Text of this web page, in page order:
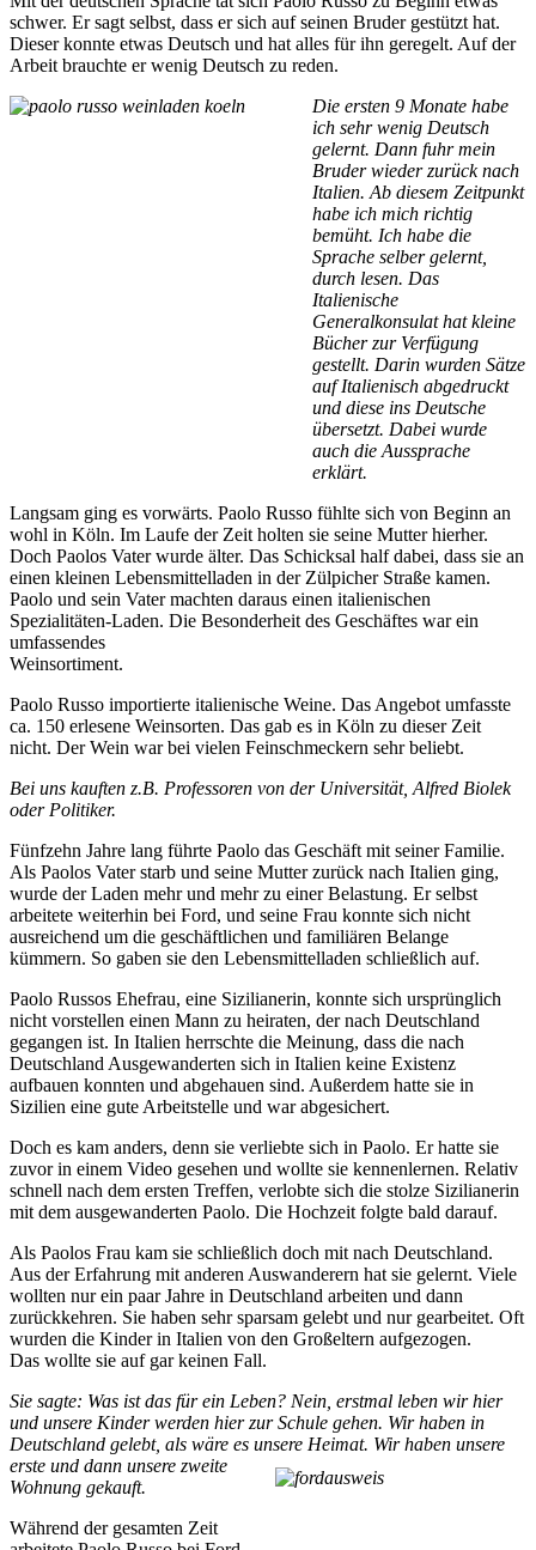
schwer. Er sagt selbst, dass er sich auf seinen Bruder gestützt hat.
Dieser konnte etwas Deutsch und hat alles für ihn geregelt. Auf der
Arbeit brauchte er wenig Deutsch zu reden.
Die ersten 9 Monate habe
ich sehr wenig Deutsch
gelernt. Dann fuhr mein
Bruder wieder zurück nach
Italien. Ab diesem Zeitpunkt
habe ich mich richtig
bemüht. Ich habe die
Sprache selber gelernt,
durch lesen. Das
Italienische
Generalkonsulat hat kleine
Bücher zur Verfügung
gestellt. Darin wurden Sätze
auf Italienisch abgedruckt
und diese ins Deutsche
übersetzt. Dabei wurde
auch die Aussprache
erklärt.
Langsam ging es vorwärts. Paolo Russo fühlte sich von Beginn an
wohl in Köln. Im Laufe der Zeit holten sie seine Mutter hierher.
Doch Paolos Vater wurde älter. Das Schicksal half dabei, dass sie an
einen kleinen Lebensmittelladen in der Zülpicher Straße kamen.
Paolo und sein Vater machten daraus einen italienischen
Spezialitäten-Laden. Die Besonderheit des Geschäftes war ein
umfassendes
Weinsortiment.
Paolo Russo importierte italienische Weine. Das Angebot umfasste
ca. 150 erlesene Weinsorten. Das gab es in Köln zu dieser Zeit
nicht. Der Wein war bei vielen Feinschmeckern sehr beliebt.
Bei uns kauften z.B. Professoren von der Universität, Alfred Biolek
oder Politiker.
Fünfzehn Jahre lang führte Paolo das Geschäft mit seiner Familie.
Als Paolos Vater starb und seine Mutter zurück nach Italien ging,
wurde der Laden mehr und mehr zu einer Belastung. Er selbst
arbeitete weiterhin bei Ford, und seine Frau konnte sich nicht
ausreichend um die geschäftlichen und familiären Belange
kümmern. So gaben sie den Lebensmittelladen schließlich auf.
Paolo Russos Ehefrau, eine Sizilianerin, konnte sich ursprünglich
nicht vorstellen einen Mann zu heiraten, der nach Deutschland
gegangen ist. In Italien herrschte die Meinung, dass die nach
Deutschland Ausgewanderten sich in Italien keine Existenz
aufbauen konnten und abgehauen sind. Außerdem hatte sie in
Sizilien eine gute Arbeitstelle und war abgesichert.
Doch es kam anders, denn sie verliebte sich in Paolo. Er hatte sie
zuvor in einem Video gesehen und wollte sie kennenlernen. Relativ
schnell nach dem ersten Treffen, verlobte sich die stolze Sizilianerin
mit dem ausgewanderten Paolo. Die Hochzeit folgte bald darauf.
Als Paolos Frau kam sie schließlich doch mit nach Deutschland.
Aus der Erfahrung mit anderen Auswanderern hat sie gelernt. Viele
wollten nur ein paar Jahre in Deutschland arbeiten und dann
zurückkehren. Sie haben sehr sparsam gelebt und nur gearbeitet. Oft
wurden die Kinder in Italien von den Großeltern aufgezogen.
Das wollte sie auf gar keinen Fall.
Sie sagte: Was ist das für ein Leben? Nein, erstmal leben wir hier
und unsere Kinder werden hier zur Schule gehen. Wir haben in
Deutschland gelebt, als wäre es unsere Heimat. Wir haben unsere
erste und dann unsere zweite
Wohnung gekauft.
Während der gesamten Zeit